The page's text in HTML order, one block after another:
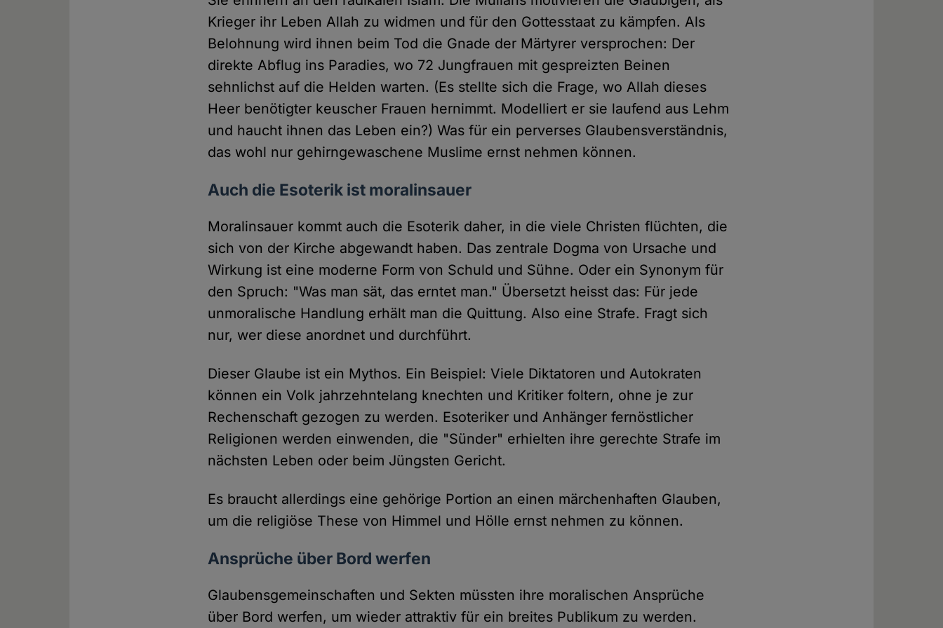
Krieger ihr Leben Allah zu widmen und für den Gottesstaat zu kämpfen. Als
Belohnung wird ihnen beim Tod die Gnade der Märtyrer versprochen: Der
direkte Abflug ins Paradies, wo 72 Jungfrauen mit gespreizten Beinen
sehnlichst auf die Helden warten. (Es stellte sich die Frage, wo Allah dieses
Heer benötigter keuscher Frauen hernimmt. Modelliert er sie laufend aus Lehm
und haucht ihnen das Leben ein?) Was für ein perverses Glaubensverständnis,
das wohl nur gehirngewaschene Muslime ernst nehmen können.
Auch die Esoterik ist moralinsauer
Moralinsauer kommt auch die Esoterik daher, in die viele Christen flüchten, die
sich von der Kirche abgewandt haben. Das zentrale Dogma von Ursache und
Wirkung ist eine moderne Form von Schuld und Sühne. Oder ein Synonym für
den Spruch: "Was man sät, das erntet man." Übersetzt heisst das: Für jede
unmoralische Handlung erhält man die Quittung. Also eine Strafe. Fragt sich
nur, wer diese anordnet und durchführt.
Dieser Glaube ist ein Mythos. Ein Beispiel: Viele Diktatoren und Autokraten
können ein Volk jahrzehntelang knechten und Kritiker foltern, ohne je zur
Rechenschaft gezogen zu werden. Esoteriker und Anhänger fernöstlicher
Religionen werden einwenden, die "Sünder" erhielten ihre gerechte Strafe im
nächsten Leben oder beim Jüngsten Gericht.
Es braucht allerdings eine gehörige Portion an einen märchenhaften Glauben,
um die religiöse These von Himmel und Hölle ernst nehmen zu können.
Ansprüche über Bord werfen
Glaubensgemeinschaften und Sekten müssten ihre moralischen Ansprüche
über Bord werfen, um wieder attraktiv für ein breites Publikum zu werden.